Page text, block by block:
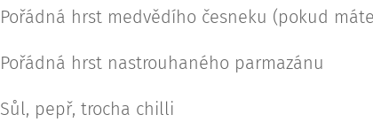
Pořádná hrst medvědího česneku (pokud
Pořádná hrst nastrouhaného parmazánu
Sůl, pepř, trocha chilli